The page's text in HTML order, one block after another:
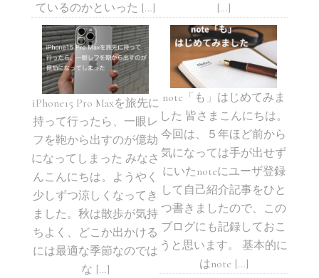
ているのかといった […]
[…]
iPhone15 Pro Maxを旅先に
持って行ったら、一眼レ
フを鞄から出すのが億劫
になってしまった みなさ
んこんにちは。ようやく
少しずつ涼しくなってき
ました。秋は散歩が気持
ちよく、どこか出かける
には最適な季節なのでは
な […]
note「も」はじめてみま
した 皆さまこんにちは。
今回は、５年ほど前から
気になっては手が出せず
にいたnoteにユーザ登録
して自己紹介記事をひと
つ書きましたので、この
ブログにも記録しておこ
うと思います。 基本的に
はnote […]